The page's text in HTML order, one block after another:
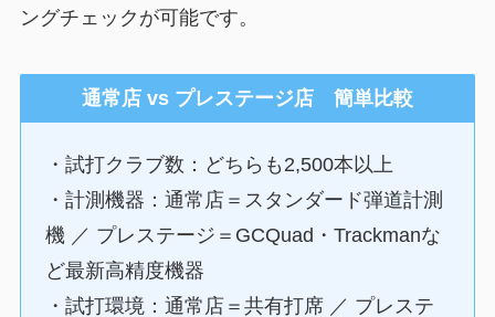
ングチェックが可能です。
通常店 vs プレステージ店 簡単比較
・試打クラブ数：どちらも2,500本以上
・計測機器：通常店＝スタンダード弾道計測
機 ／ プレステージ＝GCQuad・Trackmanな
ど最新高精度機器
・試打環境：通常店＝共有打席 ／ プレステ